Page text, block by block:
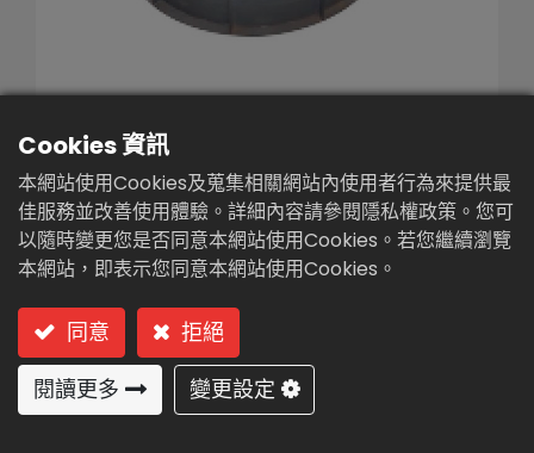
加壓浮除設備(DAL-250)
型號: DAL-250 高效率淺層加壓浮除(氣浮)設備
淺層
優勢
占地小，投資少，運行費用低。
易操作，易維護
可編程控制，自動化程度高。
Cookies 資訊
本網站使用Cookies及蒐集相關網站內使用者行為來提供最
佳服務並改善使用體驗。詳細內容請參閱隱私權政策。您可
以隨時變更您是否同意本網站使用Cookies。若您繼續瀏覽
本網站，即表示您同意本網站使用Cookies。
同意
拒絕
閱讀更多
變更設定